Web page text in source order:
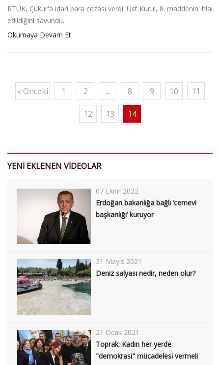
RTÜK, Çukur'a idari para cezası verdi. Üst Kurul, 8. maddenin ihlal
edildiğini savundu.
Okumaya Devam Et
« Önceki 1 2 ... 8 9 10 11
12 13 14
YENİ EKLENEN VİDEOLAR
07 Ekim 2022
Erdoğan bakanlığa bağlı ‘cemevi
başkanlığı’ kuruyor
31 Mayıs 2021
Deniz salyası nedir, neden olur?
21 Ocak 2021
Toprak: Kadın her yerde
"demokrasi" mücadelesi vermeli